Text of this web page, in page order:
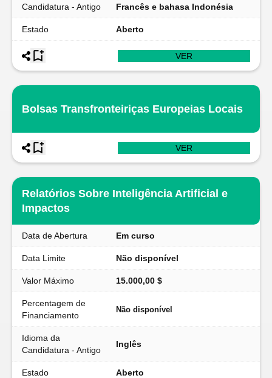
Candidatura - Antigo
Francês e bahasa Indonésia
Estado Aberto
VER
Bolsas Transfronteiriças Europeias Locais
VER
Relatórios Sobre Inteligência Artificial e
Impactos
Data de Abertura Em curso
Data Limite Não disponível
Valor Máximo 15.000,00 $
Percentagem de
Financiamento
Não disponível
Idioma da
Candidatura - Antigo
Inglês
Estado Aberto